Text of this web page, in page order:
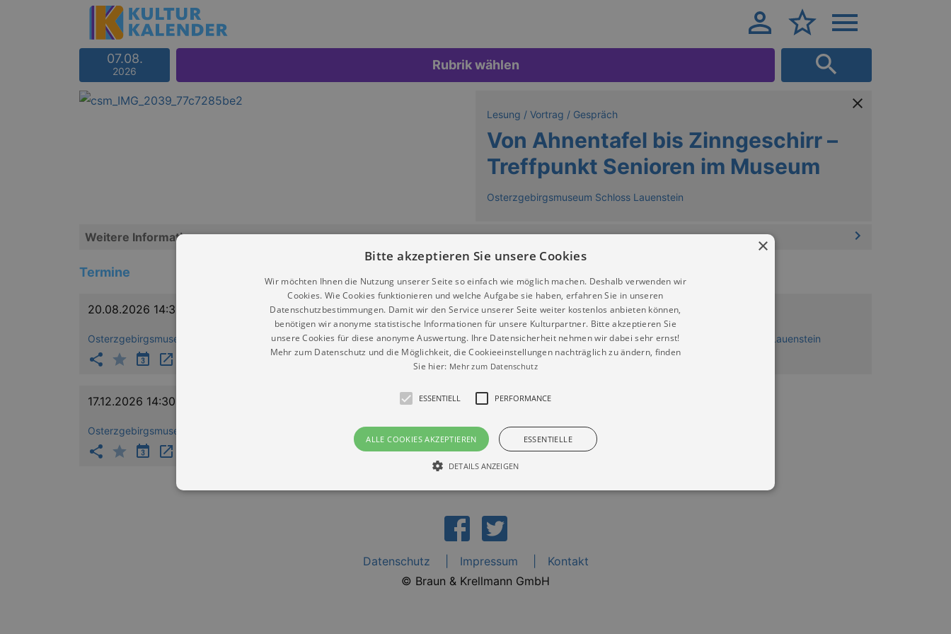
07.08.
2026 Rubrik wählen
Lesung / Vortrag / Gespräch
Von Ahnentafel bis Zinngeschirr –
Treffpunkt Senioren im Museum
Osterzgebirgsmuseum Schloss Lauenstein
Weitere Informationen
Termine
20.08.2026 14:30
Osterzgebirgsmuseum Schloss Lauenstein
15.10.2026 14:30
Osterzgebirgsmuseum Schloss Lauenstein
19.11.2026 14:30
Osterzgebirgsmuseum Schloss Lauenstein
17.12.2026 14:30
Osterzgebirgsmuseum Schloss Lauenstein
Datenschutz Impressum
Kontakt
© Braun & Krellmann GmbH
×
Bitte akzeptieren Sie unsere Cookies
Wir möchten Ihnen die Nutzung unserer Seite so einfach wie möglich machen. Deshalb verwenden wir
Cookies. Wie Cookies funktionieren und welche Aufgabe sie haben, erfahren Sie in unseren
Datenschutzbestimmungen. Damit wir den Service unserer Seite weiter kostenlos anbieten können,
benötigen wir anonyme statistische Informationen für unsere Kulturpartner. Bitte akzeptieren Sie
unsere Cookies für diese anonyme Auswertung. Ihre Datensicherheit nehmen wir dabei sehr ernst!
Mehr zum Datenschutz und die Möglichkeit, die Cookieeinstellungen nachträglich zu ändern, finden
Sie hier: Mehr zum Datenschutz
ESSENTIELL PERFORMANCE
ALLE COOKIES AKZEPTIEREN ESSENTIELLE
DETAILS ANZEIGEN
Essentiell Performance
Läuft
Beschreibung